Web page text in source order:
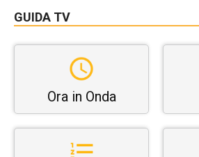
GUIDA TV
Ora in Onda